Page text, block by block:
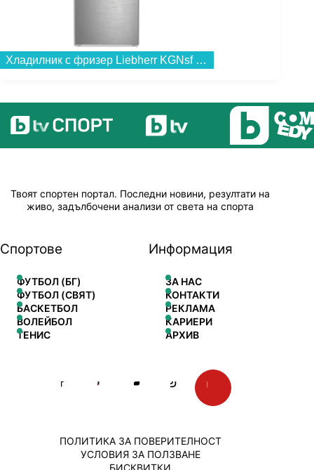
Хладилник с фризер Liebherr KGNsf 52Vd03 , 330 l, D , No Frost , Инокс...
Твоят спортен портал. Последни новини, резултати на
живо, задълбочени анализи от света на спорта
Спортове
ФУТБОЛ (БГ)
ФУТБОЛ (СВЯТ)
БАСКЕТБОЛ
ВОЛЕЙБОЛ
ТЕНИС
Информация
ЗА НАС
КОНТАКТИ
РЕКЛАМА
КАРИЕРИ
АРХИВ
ПОЛИТИКА ЗА ПОВЕРИТЕЛНОСТ
УСЛОВИЯ ЗА ПОЛЗВАНЕ